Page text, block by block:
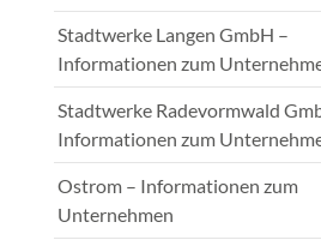
Stadtwerke Langen GmbH –
Informationen zum
Stadtwerke Radevormwald
Informationen zum
Ostrom – Informationen zum
Unternehmen